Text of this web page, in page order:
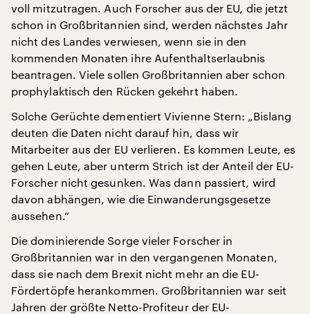
voll mitzutragen. Auch Forscher aus der EU, die jetzt
schon in Großbritannien sind, werden nächstes Jahr
nicht des Landes verwiesen, wenn sie in den
kommenden Monaten ihre Aufenthaltserlaubnis
beantragen. Viele sollen Großbritannien aber schon
prophylaktisch den Rücken gekehrt haben.
Solche Gerüchte dementiert Vivienne Stern: „Bislang
deuten die Daten nicht darauf hin, dass wir
Mitarbeiter aus der EU verlieren. Es kommen Leute, es
gehen Leute, aber unterm Strich ist der Anteil der EU-
Forscher nicht gesunken. Was dann passiert, wird
davon abhängen, wie die Einwanderungsgesetze
aussehen.“
Die dominierende Sorge vieler Forscher in
Großbritannien war in den vergangenen Monaten,
dass sie nach dem Brexit nicht mehr an die EU-
Fördertöpfe herankommen. Großbritannien war seit
Jahren der größte Netto-Profiteur der EU-